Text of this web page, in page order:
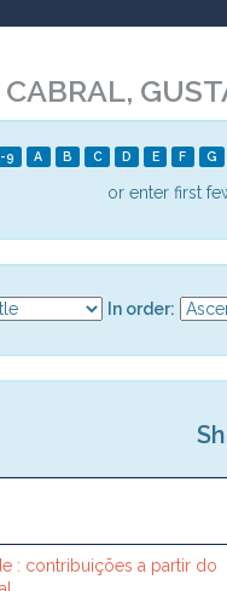
9 A B C D E F G
or enter first
In order:
: contribuições a partir do